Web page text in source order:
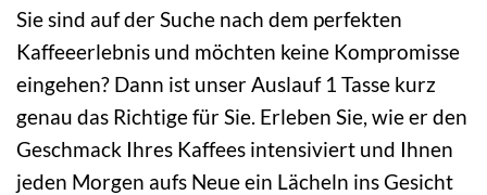
Sie sind auf der Suche nach dem perfekten
Kaffeeerlebnis und möchten keine Kompromisse
eingehen? Dann ist unser Auslauf 1 Tasse kurz
genau das Richtige für Sie. Erleben Sie, wie er den
Geschmack Ihres Kaffees intensiviert und Ihnen
jeden Morgen aufs Neue ein Lächeln ins Gesicht